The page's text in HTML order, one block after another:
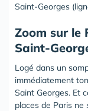
Saint-Georges
‍Zoom sur le
Saint-
Logé dans un
immédiatement
Saint Georges. Et
places de Paris